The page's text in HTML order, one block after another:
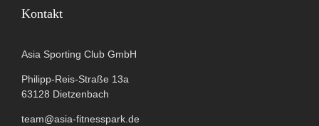
Kontakt
Asia Sporting Club GmbH
Philipp-Reis-Straße 13a
63128 Dietzenbach
team@asia-fitnesspark.de